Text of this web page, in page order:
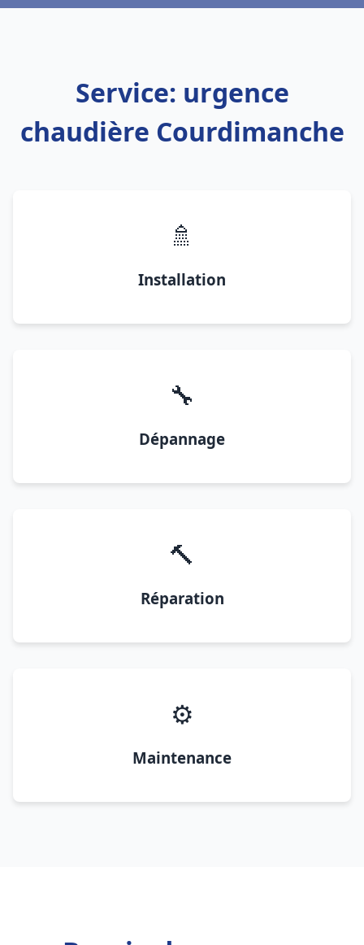
Service: urgence
chaudière Courdimanche
🚿
Installation
🔧
Dépannage
🔨
Réparation
⚙️
Maintenance